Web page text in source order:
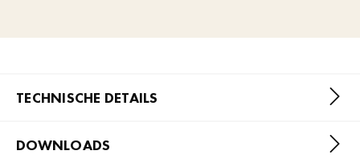
TECHNISCHE DETAILS
DOWNLOADS